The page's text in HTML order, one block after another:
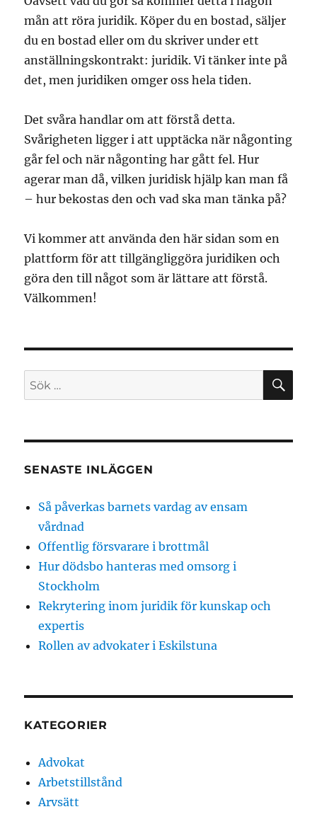
mån att röra juridik. Köper du en bostad, säljer
du en bostad eller om du skriver under ett
anställningskontrakt: juridik. Vi tänker inte på
det, men juridiken omger oss hela tiden.
Det svåra handlar om att förstå detta.
Svårigheten ligger i att upptäcka när någonting
går fel och när någonting har gått fel. Hur
agerar man då, vilken juridisk hjälp kan man få
– hur bekostas den och vad ska man tänka på?
Vi kommer att använda den här sidan som en
plattform för att tillgängliggöra juridiken och
göra den till något som är lättare att förstå.
Välkommen!
Sök
efter:
SENASTE INLÄGGEN
Så påverkas barnets vardag av ensam
vårdnad
Offentlig försvarare i brottmål
Hur dödsbo hanteras med omsorg i
Stockholm
Rekrytering inom juridik för kunskap och
expertis
Rollen av advokater i Eskilstuna
KATEGORIER
Advokat
Arbetstillstånd
Arvsätt